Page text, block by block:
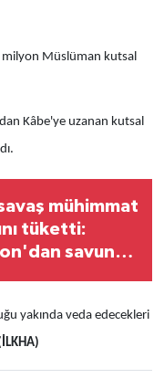
Müslüman kutsal
Kâbe'ye uzanan kutsal
mühimmat
tüketti:
savunma
yakında veda edecekleri